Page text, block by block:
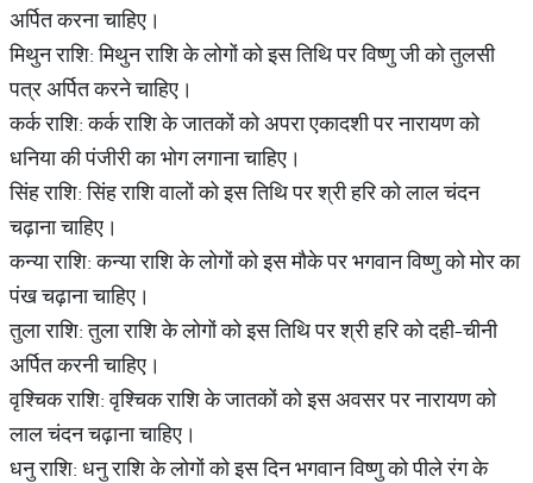
अर्पित करना चाहिए।
मिथुन राशि: मिथुन राशि के लोगों को इस तिथि पर विष्णु जी को तुलसी
पत्र अर्पित करने चाहिए।
कर्क राशि: कर्क राशि के जातकों को अपरा एकादशी पर नारायण को
धनिया की पंजीरी का भोग लगाना चाहिए।
सिंह राशि: सिंह राशि वालों को इस तिथि पर श्री हरि को लाल चंदन
चढ़ाना चाहिए।
कन्या राशि: कन्या राशि के लोगों को इस मौके पर भगवान विष्णु को मोर का
पंख चढ़ाना चाहिए।
तुला राशि: तुला राशि के लोगों को इस तिथि पर श्री हरि को दही-चीनी
अर्पित करनी चाहिए।
वृश्चिक राशि: वृश्चिक राशि के जातकों को इस अवसर पर नारायण को
लाल चंदन चढ़ाना चाहिए।
धनु राशि: धनु राशि के लोगों को इस दिन भगवान विष्णु को पीले रंग के